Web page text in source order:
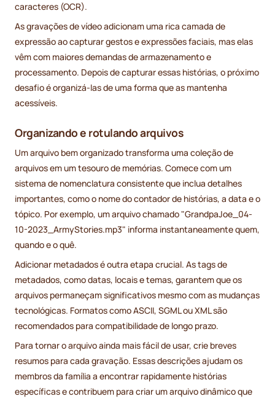
caracteres (OCR).
As gravações de vídeo adicionam uma rica camada de
expressão ao capturar gestos e expressões faciais, mas elas
vêm com maiores demandas de armazenamento e
processamento. Depois de capturar essas histórias, o próximo
desafio é organizá-las de uma forma que as mantenha
acessíveis.
Organizando e rotulando arquivos
Um arquivo bem organizado transforma uma coleção de
arquivos em um tesouro de memórias. Comece com um
sistema de nomenclatura consistente que inclua detalhes
importantes, como o nome do contador de histórias, a data e o
tópico. Por exemplo, um arquivo chamado "GrandpaJoe_04-
10-2023_ArmyStories.mp3" informa instantaneamente quem,
quando e o quê.
Adicionar metadados é outra etapa crucial. As tags de
metadados, como datas, locais e temas, garantem que os
arquivos permaneçam significativos mesmo com as mudanças
tecnológicas. Formatos como ASCII, SGML ou XML são
recomendados para compatibilidade de longo prazo.
Para tornar o arquivo ainda mais fácil de usar, crie breves
resumos para cada gravação. Essas descrições ajudam os
membros da família a encontrar rapidamente histórias
específicas e contribuem para criar um arquivo dinâmico que